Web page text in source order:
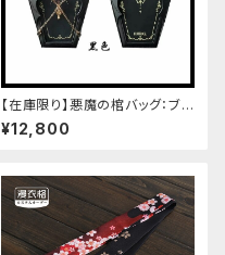
【在庫限り】悪魔の棺バッグ：ブラ
ック
¥12,800